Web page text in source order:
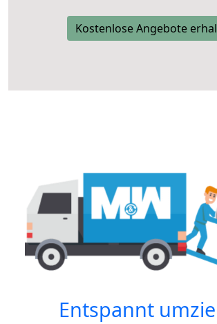
Kostenlose Angebote
Entspannt